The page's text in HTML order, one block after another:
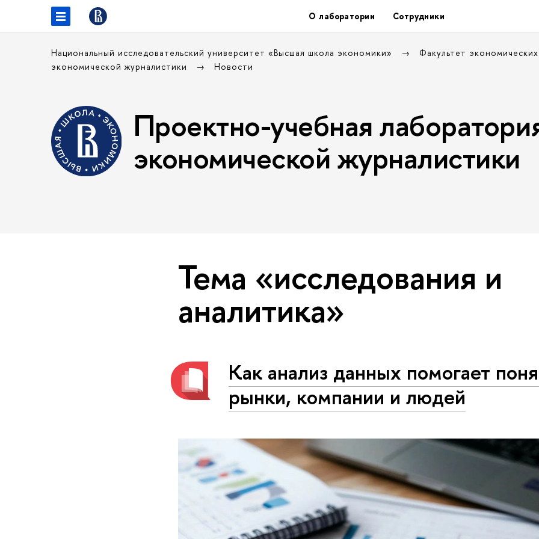
О лаборатории Сотрудники
Национальный исследовательский университет «Высшая школа экономики»
Факультет
экономической журналистики
Новости
Проектно-учебная
экономической журналистики
Тема «исследования и
аналитика»
Как анализ данных помогает
рынки, компании и людей